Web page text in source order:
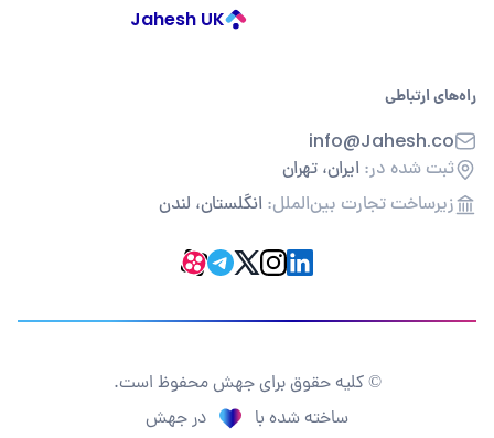
Jahesh UK
راه‌های ارتباطی
info@Jahesh.co
ثبت شده در: ایران، تهران
زیرساخت تجارت بین‌الملل: انگلستان، لندن
© کلیه حقوق برای جهش محفوظ است.
ساخته شده با
در جهش